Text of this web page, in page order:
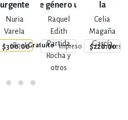
$300.00
urgente
Nuria
Varela
eBookGratuito
de género un
análisis desde
la
Epistemología
feminista
Raquel
Edith
Partida
Rocha y
otros
Impreso $220.00
la
marginalidad
al centro?
Celia
Magaña
GarcíaImpreso